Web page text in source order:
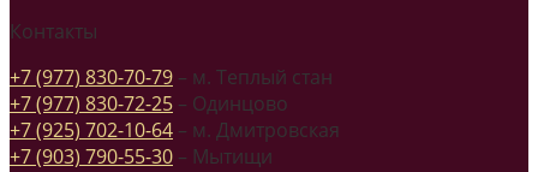
Контакты
+7 (977) 830-70-79 – м. Теплый стан
+7 (977) 830-72-25 – Одинцово
+7 (925) 702-10-64 – м. Дмитровская
+7 (903) 790-55-30 – Мытищи